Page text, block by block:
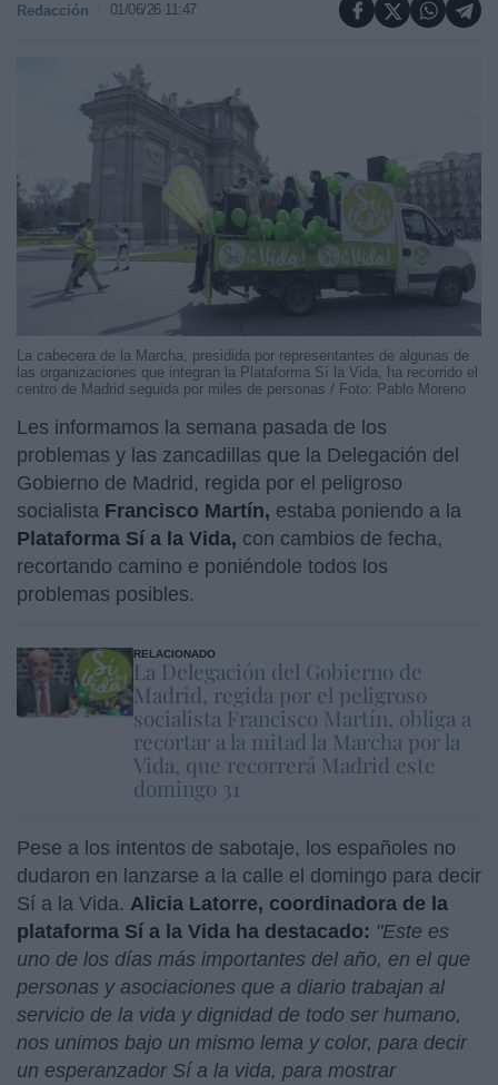
Redacción 01/06/26 11:47
La cabecera de la Marcha, presidida por representantes de algunas de
las organizaciones que integran la Plataforma Sí la Vida, ha recorrido el
centro de Madrid seguida por miles de personas / Foto: Pablo Moreno
Les informamos la semana pasada de los
problemas y las zancadillas que la Delegación del
Gobierno de Madrid, regida por el peligroso
socialista Francisco Martín, estaba poniendo a la
Plataforma Sí a la Vida, con cambios de fecha,
recortando camino e poniéndole todos los
problemas posibles.
RELACIONADO
La Delegación del Gobierno de
Madrid, regida por el peligroso
socialista Francisco Martín, obliga a
recortar a la mitad la Marcha por la
Vida, que recorrerá Madrid este
domingo 31
Pese a los intentos de sabotaje, los españoles no
dudaron en lanzarse a la calle el domingo para decir
Sí a la Vida. Alicia Latorre, coordinadora de la
plataforma Sí a la Vida ha destacado: "Este es
uno de los días más importantes del año, en el que
personas y asociaciones que a diario trabajan al
servicio de la vida y dignidad de todo ser humano,
nos unimos bajo un mismo lema y color, para decir
un esperanzador Sí a la vida, para mostrar